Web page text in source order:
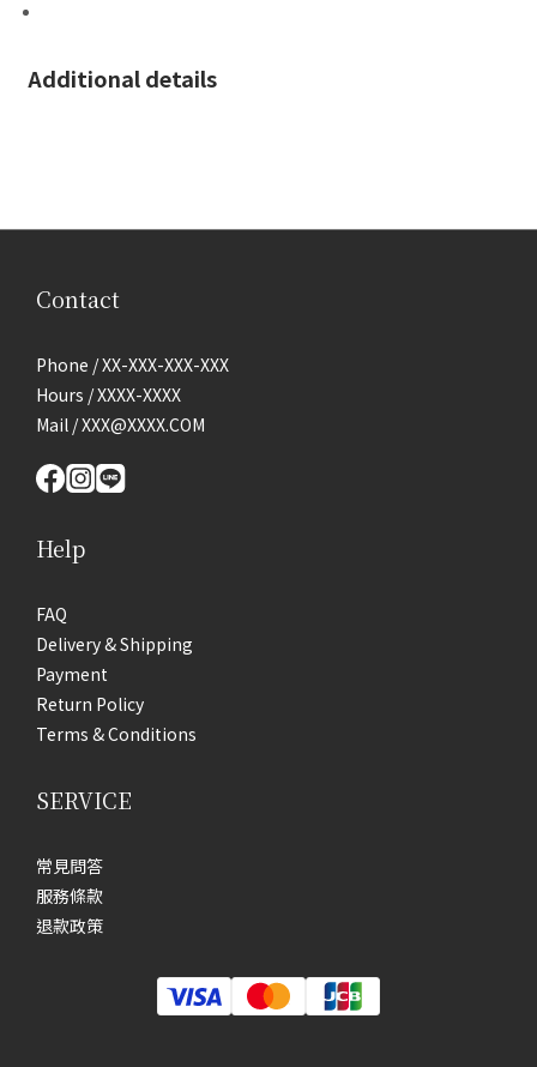
Additional details
Contact
Phone / XX-XXX-XXX-XXX
Hours / XXXX-XXXX
Mail / XXX@XXXX.COM
Help
FAQ
Delivery & Shipping
Payment
Return Policy
Terms & Conditions
SERVICE
常見問答
服務條款
退款政策